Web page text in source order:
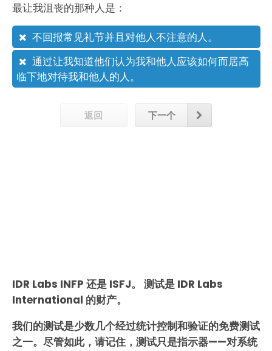
最让我沮丧的那种人是：
不回报常见礼节并且对他人不注意的人。
通过让我知道他们认为我和他人应该如何而居高
临下地对待我和他人的人。
返回 下一个
IDR Labs INFP 还是 ISFJ。 测试是 IDR Labs
International 的财产。
我们的测试是少数几个经过统计控制和验证的免费测试
之一。尽管如此，请记住，测试只是指示器——对系统